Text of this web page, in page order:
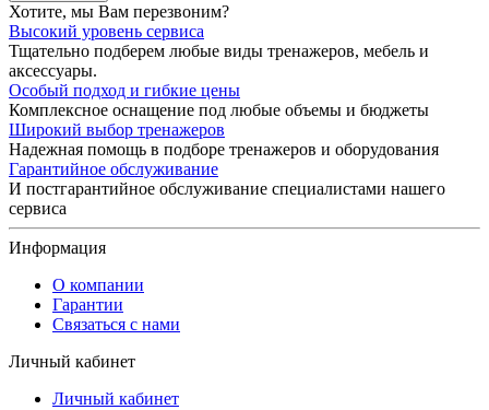
Хотите, мы Вам перезвоним?
Высокий уровень сервиса
Тщательно подберем любые виды тренажеров, мебель и
аксессуары.
Особый подход и гибкие цены
Комплексное оснащение под любые объемы и бюджеты
Широкий выбор тренажеров
Надежная помощь в подборе тренажеров и оборудования
Гарантийное обслуживание
И постгарантийное обслуживание специалистами нашего
сервиса
Информация
О компании
Гарантии
Связаться с нами
Личный кабинет
Личный кабинет